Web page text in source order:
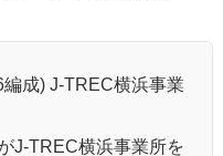
編成) J-TREC横浜事業
J-TREC横浜事業所を